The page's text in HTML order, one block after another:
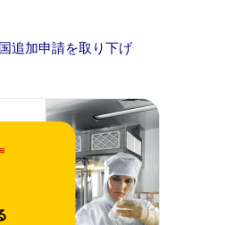
追加申請を取り下げ